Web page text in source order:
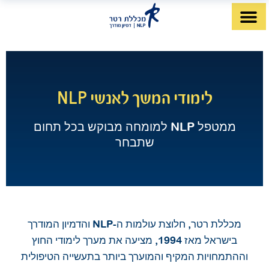
לימודי המשך לאנשי NLP
ממטפל NLP למומחה מבוקש בכל תחום
שתבחר
מכללת רטר, חלוצת עולמות ה-NLP והדמיון המודרך
בישראל מאז 1994, מציעה את מערך לימודי החוץ
וההתמחויות המקיף והמוערך ביותר בתעשייה הטיפולית